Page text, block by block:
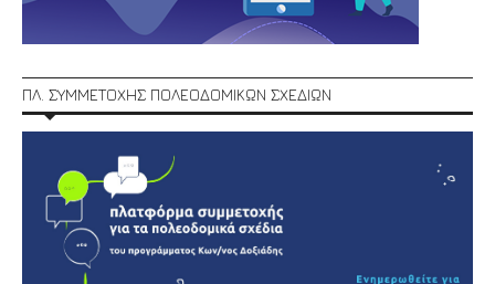
ΠΛ. ΣΥΜΜΕΤΟΧΗΣ ΠΟΛΕΟΔΟΜΙΚΩΝ ΣΧΕΔΙΩΝ